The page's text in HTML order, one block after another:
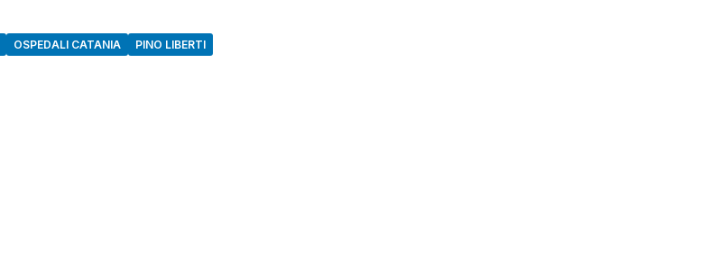
OSPEDALI CATANIA
PINO LIBERTI